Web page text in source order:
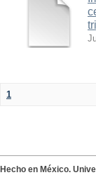
1
Hecho en México.